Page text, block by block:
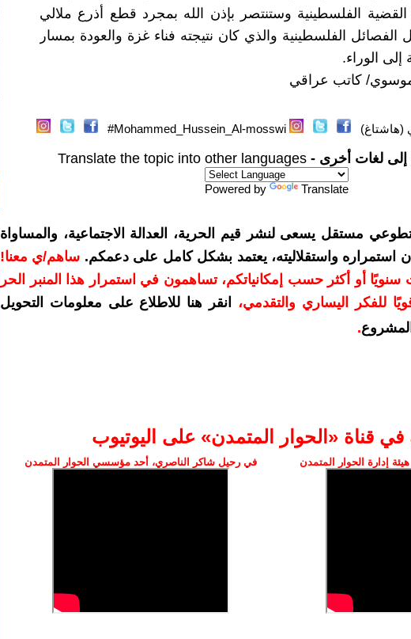
الفلسطينية وستنتصر بإذن الله بمجرد قطع أذرع ملالي
الفصائل الفلسطينية والذي كان نتيجته فناء غزة والعودة بمسار
إلى الوراء.
كاتب عراقي
Mohammed_Hussein_Al-mosswi#
لغات أخرى - Translate the topic into other languages
Powered by Translate
مستقل يسعى لنشر قيم الحرية، العدالة الاجتماعية، والمساواة
استمراره واستقلاليته، يعتمد بشكل كامل على دعمكم. ساهم/ي معنا!
10 دولارات سنويًا أو أكثر حسب إمكانياتكم، تساهمون في استمرار هذا المنبر الحر
للفكر اليساري والتقدمي،
انقر هنا للاطلاع على معلومات التحويل
.
قناة ‫«الحوار المتمدن» على اليوتيوب
إدارة الحوار المتمدن في رحيل شاكر الناصري، أحد مؤسسي الحوار المتمدن